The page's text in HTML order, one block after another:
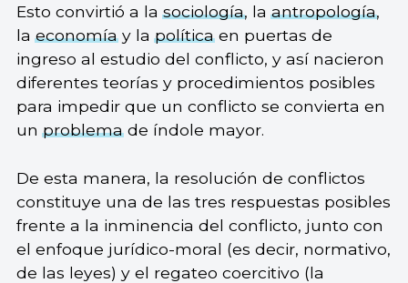
Esto convirtió a lasociología, laantropología,
laeconomíay lapolíticaen puertas de
ingreso al estudio del conflicto, y así nacieron
diferentes teorías y procedimientos posibles
para impedir que un conflicto se convierta en
unproblemade índole mayor.
De esta manera, la resolución de conflictos
constituye una de las tres respuestas posibles
frente a la inminencia del conflicto, junto con
el enfoque jurídico-moral (es decir, normativo,
de las leyes) y el regateo coercitivo (la